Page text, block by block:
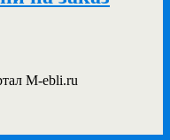
M-ebli.ru